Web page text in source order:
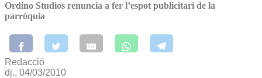
Ordino Studios renuncia a fer l’espot publicitari de la
parròquia
Redacció
dj., 04/03/2010